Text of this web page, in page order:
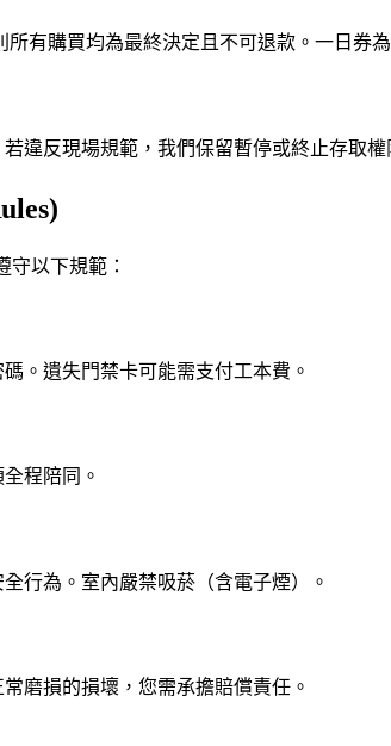
有購買均為最終決定且不可退款。一日券
違反現場規範，我們保留暫停或終止存取權
守以下規範：
。遺失門禁卡可能需支付工本費。
程陪同。
行為。室內嚴禁吸菸（含電子煙）。
磨損的損壞，您需承擔賠償責任。